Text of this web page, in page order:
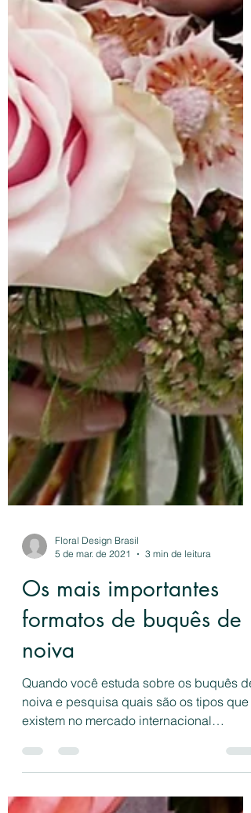
Floral Design Brasil
5 de mar. de 2021
3 min de leitura
Os mais importantes
formatos de buquês de
noiva